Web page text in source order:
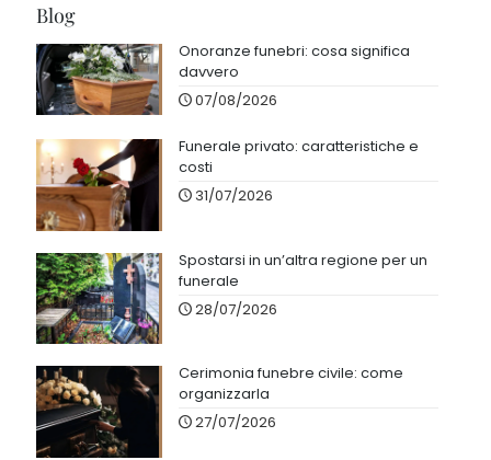
Blog
Onoranze funebri: cosa significa
davvero
07/08/2026
Funerale privato: caratteristiche e
costi
31/07/2026
Spostarsi in un’altra regione per un
funerale
28/07/2026
Cerimonia funebre civile: come
organizzarla
27/07/2026